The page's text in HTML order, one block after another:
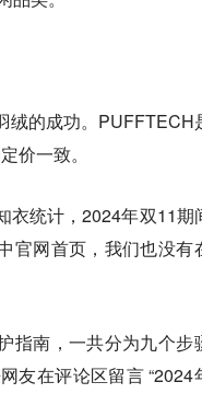
绒的成功。PUFFTECH
价一致。
统计，2024年双11期
官网首页，我们也没有
南，一共分为九个步
友在评论区留言 “2024